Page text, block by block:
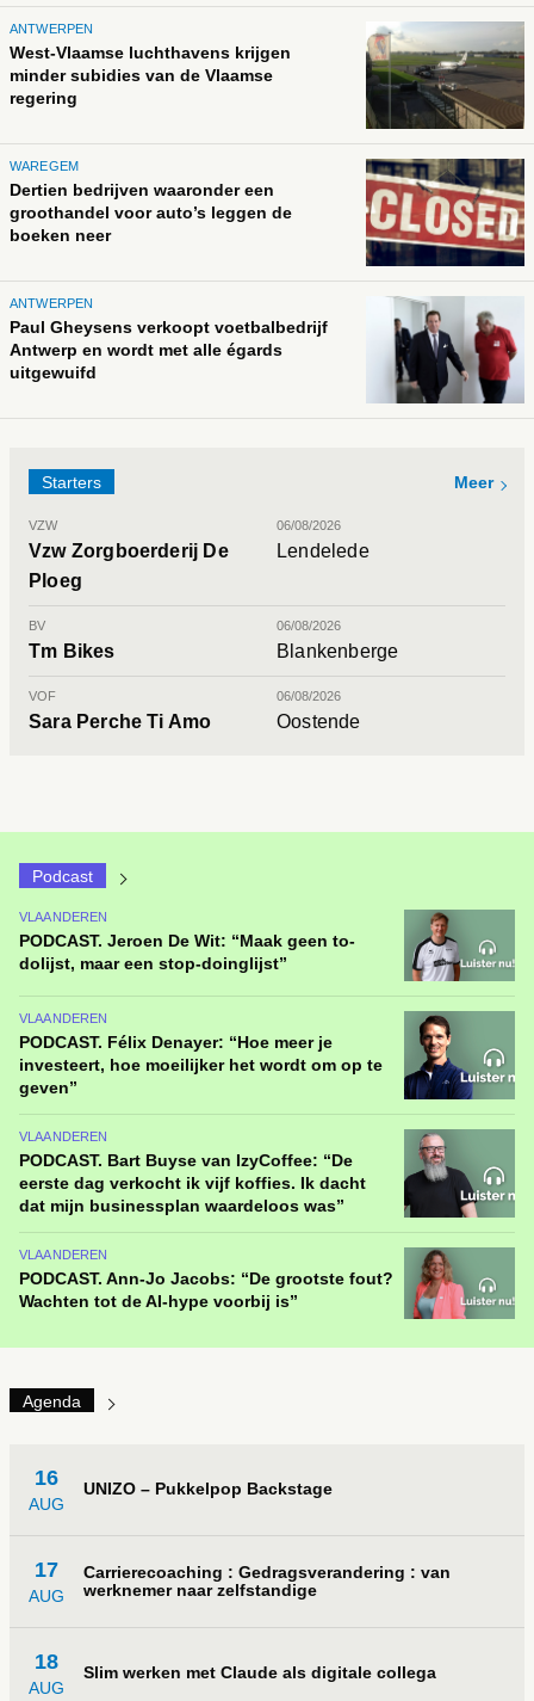
Agenda
16
AUG
UNIZO – Pukkelpop Backstage
17
AUG
Carrierecoaching : Gedragsverandering : van
werknemer naar zelfstandige
18
AUG
Slim werken met Claude als digitale collega
ANTWERPEN
West-Vlaamse luchthavens krijgen
minder subidies van de Vlaamse
regering
WAREGEM
Dertien bedrijven waaronder een
groothandel voor auto’s leggen de
boeken neer
ANTWERPEN
Paul Gheysens verkoopt voetbalbedrijf
Antwerp en wordt met alle égards
uitgewuifd
Starters Meer
VZW 06/08/2026
Vzw Zorgboerderij De
Ploeg
Lendelede
BV 06/08/2026
Tm Bikes Blankenberge
VOF 06/08/2026
Sara Perche Ti Amo Oostende
Podcast
VLAANDEREN
PODCAST. Jeroen De Wit: “Maak geen to-
dolijst, maar een stop-doinglijst”
VLAANDEREN
PODCAST. Félix Denayer: “Hoe meer je
investeert, hoe moeilijker het wordt om op te
geven”
VLAANDEREN
PODCAST. Bart Buyse van IzyCoffee: “De
eerste dag verkocht ik vijf koffies. Ik dacht
dat mijn businessplan waardeloos was”
VLAANDEREN
PODCAST. Ann-Jo Jacobs: “De grootste fout?
Wachten tot de AI-hype voorbij is”